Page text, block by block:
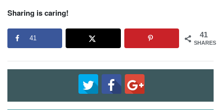
Sharing is caring!
41
SHARES
41